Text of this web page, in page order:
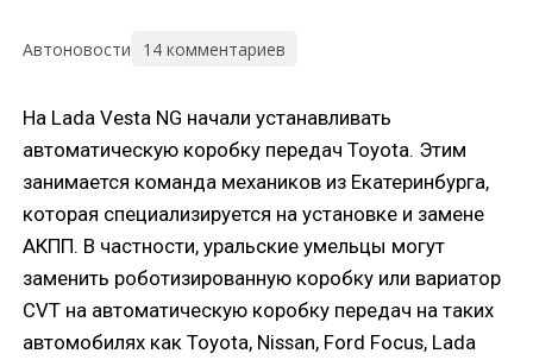
Автоновости 14 комментариев
На Lada Vesta NG начали устанавливать
автоматическую коробку передач Toyota. Этим
занимается команда механиков из Екатеринбурга,
которая специализируется на установке и замене
АКПП. В частности, уральские умельцы могут
заменить роботизированную коробку или вариатор
CVT на автоматическую коробку передач на таких
автомобилях как Toyota, Nissan, Ford Focus, Lada